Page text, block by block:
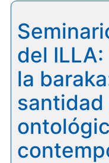
del
la